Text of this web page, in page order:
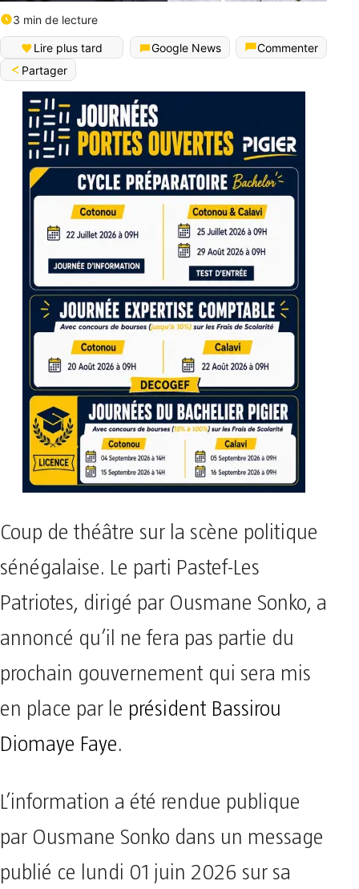
3 min de lecture
Lire plus tard Google News
Commenter
Partager
Coup de théâtre sur la scène politique
sénégalaise. Le parti Pastef-Les
Patriotes, dirigé par Ousmane Sonko, a
annoncé qu’il ne fera pas partie du
prochain gouvernement qui sera mis
en place par le président Bassirou
Diomaye Faye.
L’information a été rendue publique
par Ousmane Sonko dans un message
publié ce lundi 01 juin 2026 sur sa